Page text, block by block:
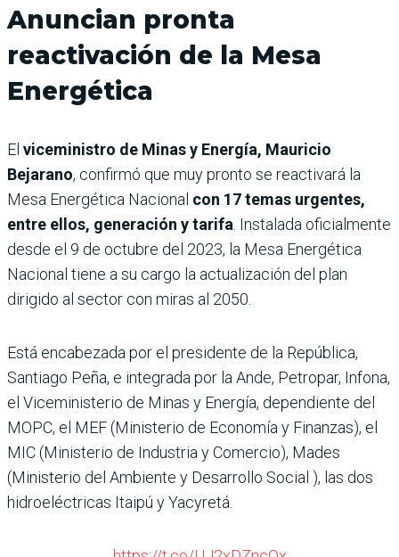
Anuncian pronta
reactivación de la Mesa
Energética
El viceministro de Minas y Energía, Mauricio
Bejarano, confirmó que muy pronto se reactivará la
Mesa Energética Nacional con 17 temas urgentes,
entre ellos, generación y tarifa . Instalada oficialmente
desde el 9 de octubre del 2023, la Mesa Energética
Nacional tiene a su cargo la actualización del plan
dirigido al sector con miras al 2050.
Está encabezada por el presidente de la República,
Santiago Peña, e integrada por la Ande, Petropar, Infona,
el Viceministerio de Minas y Energía, dependiente del
MOPC, el MEF (Ministerio de Economía y Finanzas), el
MIC (Ministerio de Industria y Comercio), Mades
(Ministerio del Ambiente y Desarrollo Social ), las dos
hidroeléctricas Itaipú y Yacyretá.